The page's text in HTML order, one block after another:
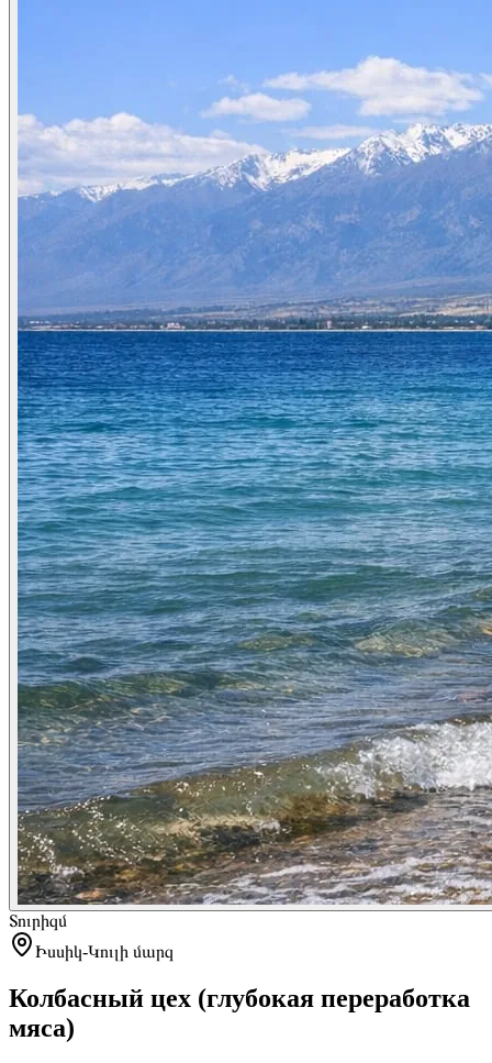
Տուրիզմ
Իսսիկ-Կուլի մարզ
Колбасный цех (глубокая переработка
мяса)